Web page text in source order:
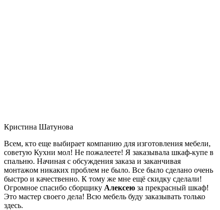
Кристина Шатунова
Всем, кто еще выбирает компанию для изготовления мебели,
советую Кухни мол! Не пожалеете! Я заказывала шкаф-купе в
спальню. Начиная с обсуждения заказа и заканчивая
монтажом никаких проблем не было. Все было сделано очень
быстро и качественно. К тому же мне ещё скидку сделали!
Огромное спасибо сборщику Алексею за прекрасный шкаф!
Это мастер своего дела! Всю мебель буду заказывать только
здесь.